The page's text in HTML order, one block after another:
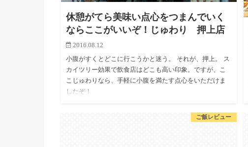
休憩がてら美味い点心をつまんでいく
ならここがいいぞ！じゅわり 押上店
2016.08.12
小腹がすくとどこに行こうかと迷う。 それが、押上。 ス
カイツリー効果で飲食店はどこも高い印象。ですが、こ
こじゅわりなら、手軽に小腹を満たす点心をいただけま
したぞ！
ご飯レビュー